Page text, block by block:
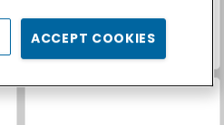
ACCEPT COOKIES